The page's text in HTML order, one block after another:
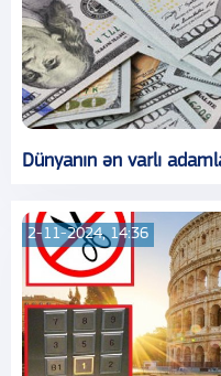
Dünyanın ən varlı
2-11-2024, 14:36